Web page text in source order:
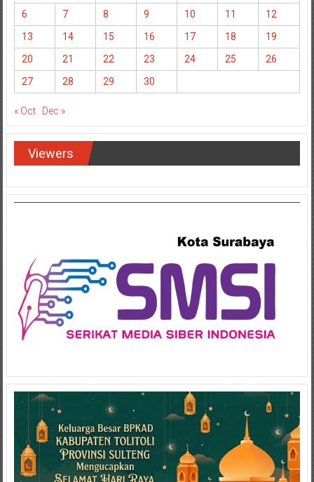
6 7 8 9 10 11
12
13
14 15 16 17 18
19
20
21 22 23 24 25
26
27
28 29 30
« Oct Dec »
Viewers